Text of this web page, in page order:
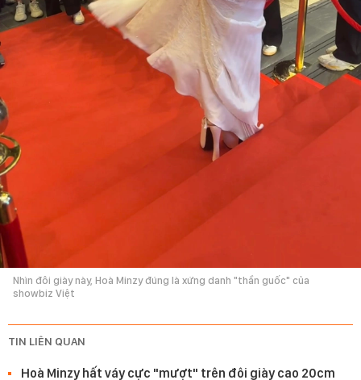
Nhìn đôi giày này, Hoà Minzy đúng là xứng danh "thần guốc" của
showbiz Việt
TIN LIÊN QUAN
Hoà Minzy hất váy cực "mượt" trên đôi giày cao 20cm